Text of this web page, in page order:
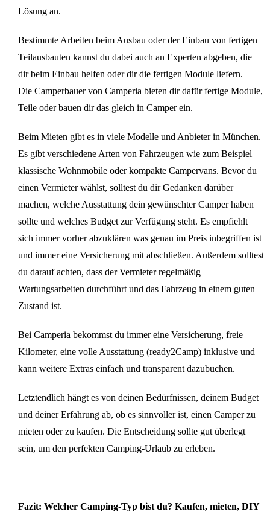
Lösung an.
Bestimmte Arbeiten beim Ausbau oder der Einbau von fertigen
Teilausbauten kannst du dabei auch an Experten abgeben, die
dir beim Einbau helfen oder dir die fertigen Module liefern.
Die Camperbauer von Camperia bieten dir dafür fertige Module,
Teile oder bauen dir das gleich in Camper ein.
Beim Mieten gibt es in viele Modelle und Anbieter in München.
Es gibt verschiedene Arten von Fahrzeugen wie zum Beispiel
klassische Wohnmobile oder kompakte Campervans. Bevor du
einen Vermieter wählst, solltest du dir Gedanken darüber
machen, welche Ausstattung dein gewünschter Camper haben
sollte und welches Budget zur Verfügung steht. Es empfiehlt
sich immer vorher abzuklären was genau im Preis inbegriffen ist
und immer eine Versicherung mit abschließen. Außerdem solltest
du darauf achten, dass der Vermieter regelmäßig
Wartungsarbeiten durchführt und das Fahrzeug in einem guten
Zustand ist.
Bei Camperia bekommst du immer eine Versicherung, freie
Kilometer, eine volle Ausstattung (ready2Camp) inklusive und
kann weitere Extras einfach und transparent dazubuchen.
Letztendlich hängt es von deinen Bedürfnissen, deinem Budget
und deiner Erfahrung ab, ob es sinnvoller ist, einen Camper zu
mieten oder zu kaufen. Die Entscheidung sollte gut überlegt
sein, um den perfekten Camping-Urlaub zu erleben.
Fazit: Welcher Camping-Typ bist du? Kaufen, mieten, DIY